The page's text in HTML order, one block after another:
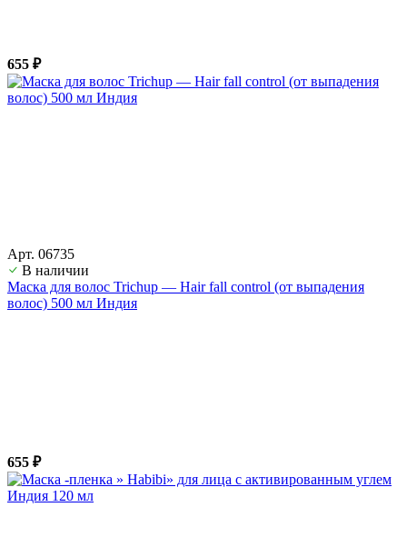
655 ₽
Арт. 06735
В наличии
Маска для волос Trichup — Hair fall control (от выпадения
волос) 500 мл Индия
655 ₽